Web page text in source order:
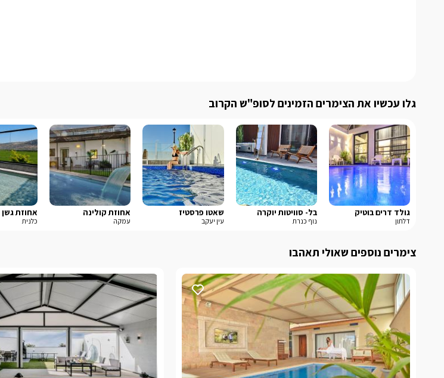
גלו עכשיו את הצימרים הזמינים לסופ"ש הקרוב
גולד דרים בוטיק
דלתון
בל- סוויטות יוקרה
נוף כנרת
שאטו פרסטיז
עין יעקב
אחוזת קולינה
עמקה
אחוזת גשן
כלנית
צימרים נוספים שאולי תאהבו